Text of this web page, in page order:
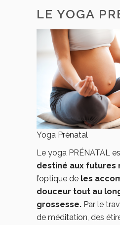
LE YOGA
Yoga Prénatal
Le yoga PRÉNATAL
destiné aux futures
l’optique de les
douceur tout au
grossesse. Par le
de méditation, des